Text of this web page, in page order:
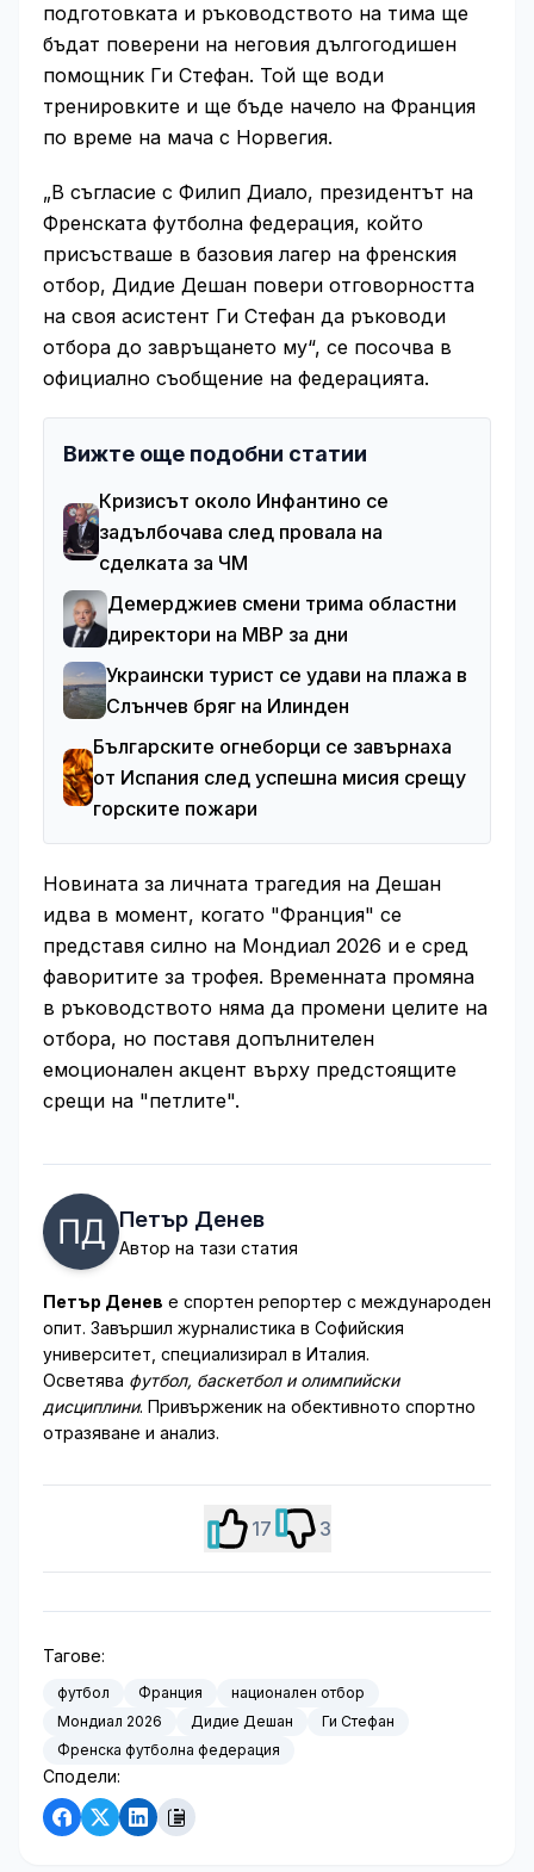
подготовката и ръководството на тима ще
бъдат поверени на неговия дългогодишен
помощник Ги Стефан. Той ще води
тренировките и ще бъде начело на Франция
по време на мача с Норвегия.
„В съгласие с Филип Диало, президентът на
Френската футболна федерация, който
присъстваше в базовия лагер на френския
отбор, Дидие Дешан повери отговорността
на своя асистент Ги Стефан да ръководи
отбора до завръщането му“, се посочва в
официално съобщение на федерацията.
Вижте още подобни статии
Кризисът около Инфантино се
задълбочава след провала на
сделката за ЧМ
Демерджиев смени трима областни
директори на МВР за дни
Украински турист се удави на плажа в
Слънчев бряг на Илинден
Българските огнеборци се завърнаха
от Испания след успешна мисия срещу
горските пожари
Новината за личната трагедия на Дешан
идва в момент, когато "Франция" се
представя силно на Мондиал 2026 и е сред
фаворитите за трофея. Временната промяна
в ръководството няма да промени целите на
отбора, но поставя допълнителен
емоционален акцент върху предстоящите
срещи на "петлите".
Петър Денев
Автор на тази статия
Петър Денев е спортен репортер с международен
опит. Завършил журналистика в Софийския
университет, специализирал в Италия.
Осветява футбол, баскетбол и олимпийски
дисциплини. Привърженик на обективното спортно
отразяване и анализ.
17 3
Тагове:
футбол Франция
национален отбор
Мондиал 2026
Дидие Дешан
Ги Стефан
Френска футболна федерация
Сподели: